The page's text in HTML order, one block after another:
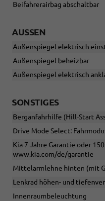
Beifahrerairbag abschaltbar
AUSSEN
Außenspiegel elektrisch
Außenspiegel beheizbar
Außenspiegel elektrisch
SONSTIGES
Berganfahrhilfe (Hill-Start
Drive Mode Select:
Kia 7 Jahre Garantie oder
www.kia.com/de/garantie
Mittelarmlehne hinten (mit
Lenkrad höhen- und
Innenraumbeleuchtung